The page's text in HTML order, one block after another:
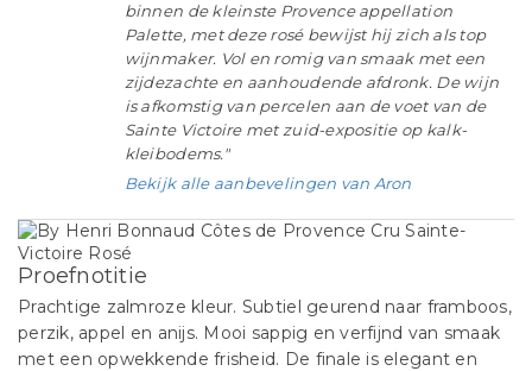
binnen de kleinste Provence appellation
Palette, met deze rosé bewijst hij zich als top
wijnmaker. Vol en romig van smaak met een
zijdezachte en aanhoudende afdronk. De wijn
is afkomstig van percelen aan de voet van de
Sainte Victoire met zuid-expositie op kalk-
kleibodems."
Bekijk alle aanbevelingen van Aron
Proefnotitie
Prachtige zalmroze kleur. Subtiel geurend naar framboos,
perzik, appel en anijs. Mooi sappig en verfijnd van smaak
met een opwekkende frisheid. De finale is elegant en